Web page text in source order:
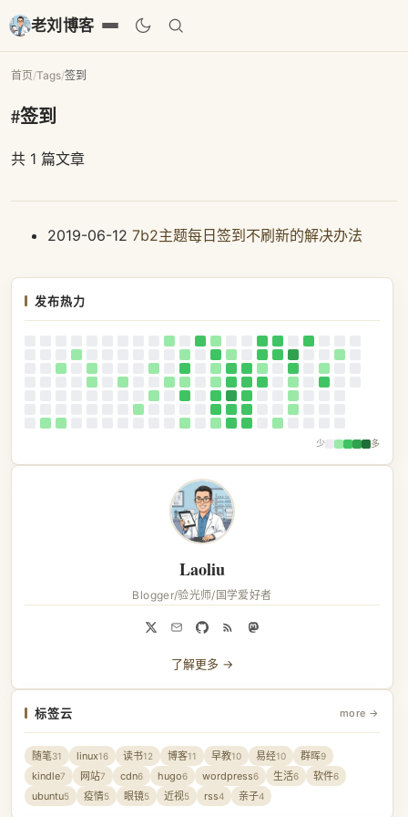
老刘博客
首页/Tags/签到
#签到
共 1 篇文章
2019-06-12 7b2主题每日签到不刷新的解决办法
发布热力
少 多
Laoliu
Blogger/验光师/国学爱好者
了解更多 →
标签云 more →
随笔31 linux16 读书12 博客11 早教10 易经10 群晖9
kindle7 网站7 cdn6 hugo6 wordpress6 生活6 软件6
ubuntu5 疫情5 眼镜5 近视5 rss4 亲子4